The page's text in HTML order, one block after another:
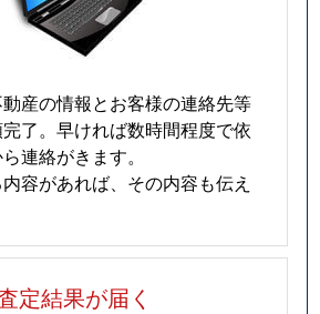
産の情報とお客様の連絡先等
了。早ければ数時間程度で依
連絡がきます。
容があれば、その内容も伝え
定結果が届く